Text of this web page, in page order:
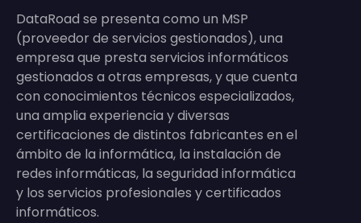
DataRoad se presenta como un MSP
(proveedor de servicios gestionados), una
empresa que presta servicios informáticos
gestionados a otras empresas, y que cuenta
con conocimientos técnicos especializados,
una amplia experiencia y diversas
certificaciones de distintos fabricantes en el
ámbito de la informática, la instalación de
redes informáticas, la seguridad informática
y los servicios profesionales y certificados
informáticos.